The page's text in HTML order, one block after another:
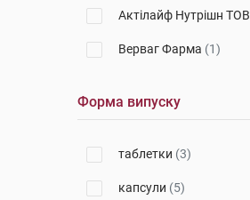
Актілайф Нутрішн ТОВ
Верваг Фарма (1)
Форма випуску
таблетки (3)
капсули (5)